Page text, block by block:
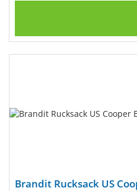
Brandit Rucksack US